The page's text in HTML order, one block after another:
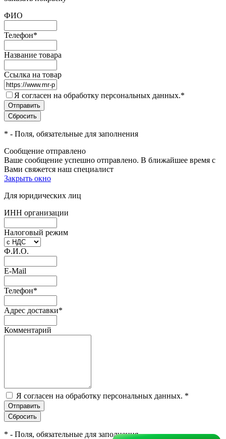
ФИО
Телефон*
Название товара
Ссылка на товар
Я согласен на обработку персональных данных.*
* - Поля, обязательные для заполнения
Сообщение отправлено
Ваше сообщение успешно отправлено. В ближайшее время с
Вами свяжется наш специалист
Закрыть окно
Для юридических лиц
ИНН организации
Налоговый режим
Ф.И.О.
E-Mail
Телефон*
Адрес доставки*
Комментарий
Я согласен на обработку персональных данных. *
* - Поля, обязательные для заполнения